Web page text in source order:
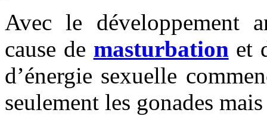
Avec le développement
cause de masturbation et
d’énergie sexuelle
seulement les gonades